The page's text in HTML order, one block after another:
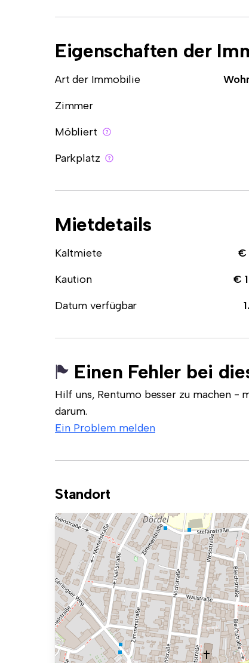
Eigenschaften der
Art der Immobilie
Zimmer
Möbliert
Parkplatz
Mietdetails
Kaltmiete €
Kaution
€
Datum verfügbar
Einen Fehler bei
Hilf uns, Rentumo besser zu machen -
darum.
Ein Problem melden
Standort